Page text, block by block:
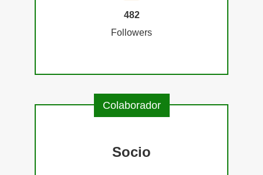
482
Followers
Colaborador
Socio